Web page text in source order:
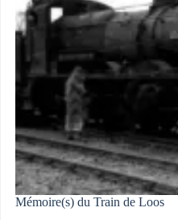
Mémoire(s) du Train de Loos